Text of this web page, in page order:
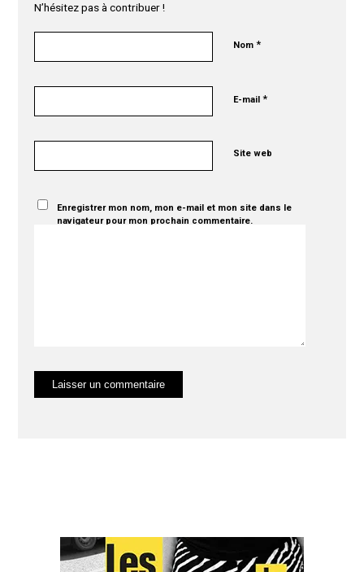
N’hésitez pas à contribuer !
Nom*
E-mail*
Site web
Enregistrer mon nom, mon e-mail et mon site dans le
navigateur pour mon prochain commentaire.